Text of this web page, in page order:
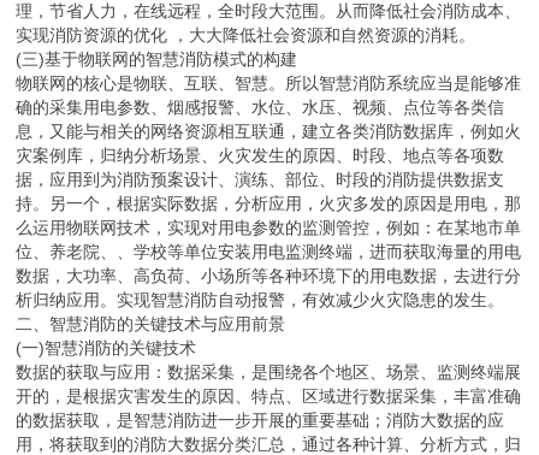
理，节省人力，在线远程，全时段大范围。从而降低社会消防成本、
实现消防资源的优化 ，大大降低社会资源和自然资源的消耗。
(三)基于物联网的智慧消防模式的构建
物联网的核心是物联、互联、智慧。所以智慧消防系统应当是能够准
确的采集用电参数、烟感报警、水位、水压、视频、点位等各类信
息，又能与相关的网络资源相互联通，建立各类消防数据库，例如火
灾案例库，归纳分析场景、火灾发生的原因、时段、地点等各项数
据，应用到为消防预案设计、演练、部位、时段的消防提供数据支
持。另一个，根据实际数据，分析应用，火灾多发的原因是用电，那
么运用物联网技术，实现对用电参数的监测管控，例如：在某地市单
位、养老院、、学校等单位安装用电监测终端，进而获取海量的用电
数据，大功率、高负荷、小场所等各种环境下的用电数据，去进行分
析归纳应用。实现智慧消防自动报警，有效减少火灾隐患的发生。
二、智慧消防的关键技术与应用前景
(一)智慧消防的关键技术
数据的获取与应用：数据采集，是围绕各个地区、场景、监测终端展
开的，是根据灾害发生的原因、特点、区域进行数据采集，丰富准确
的数据获取，是智慧消防进一步开展的重要基础；消防大数据的应
用，将获取到的消防大数据分类汇总，通过各种计算、分析方式，归